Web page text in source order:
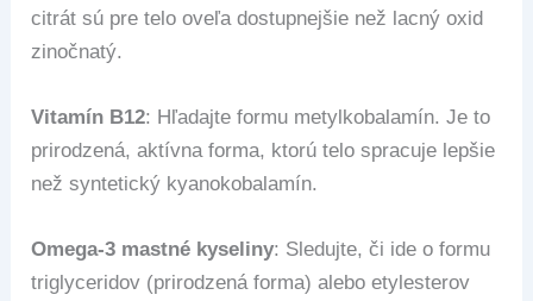
citrát sú pre telo oveľa dostupnejšie než lacný oxid
zinočnatý.
Vitamín B12: Hľadajte formu metylkobalamín. Je to
prirodzená, aktívna forma, ktorú telo spracuje lepšie
než syntetický kyanokobalamín.
Omega-3 mastné kyseliny: Sledujte, či ide o formu
triglyceridov (prirodzená forma) alebo etylesterov